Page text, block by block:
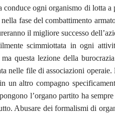
conduce ogni organismo di lotta
fase del combattimento
il migliore successo
scimmiottata in ogni
questa lezione della
nelle file di associazioni
un altro compagno
l’organo partito ha
Abusare dei formalismi di